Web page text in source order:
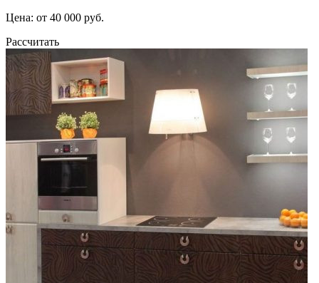
Цена: от 40 000 руб.
Рассчитать